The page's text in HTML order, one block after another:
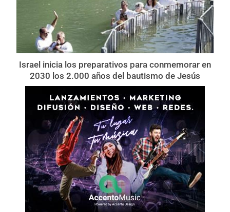
Israel inicia los preparativos para conmemorar en
2030 los 2.000 años del bautismo de Jesús